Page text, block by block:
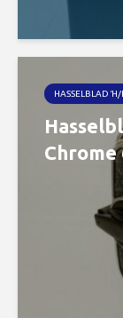
HASSELBLAD Ή/
Chrome